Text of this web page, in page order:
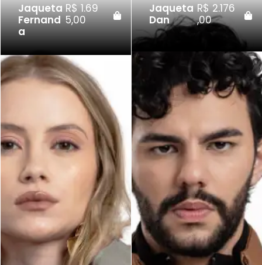
Jaqueta
Fernand
a
R$1.69
5,00
Jaqueta
Dan
R$2.176
,00